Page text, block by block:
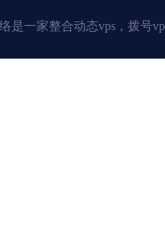
是一家整合动态vps，拨号